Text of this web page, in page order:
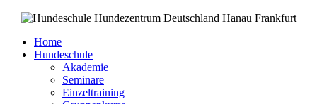
Home
Hundeschule
Akademie
Seminare
Einzeltraining